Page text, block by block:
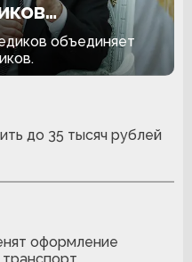
уважения
объединяет
до 35 тысяч рублей
оформление